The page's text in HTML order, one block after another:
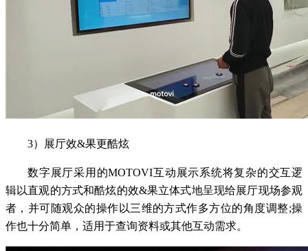
3）展厅效&果更酷炫
数字展厅采用的MOTOVI互动展示系统将复杂的交互逻
辑以直观的方式和酷炫的效&果立体式地呈现给展厅现场参观
者，并可随观众的操作以三维的方式作多方位的角度调整;操
作也十分简单，适用于查询资料或其他互动需求。